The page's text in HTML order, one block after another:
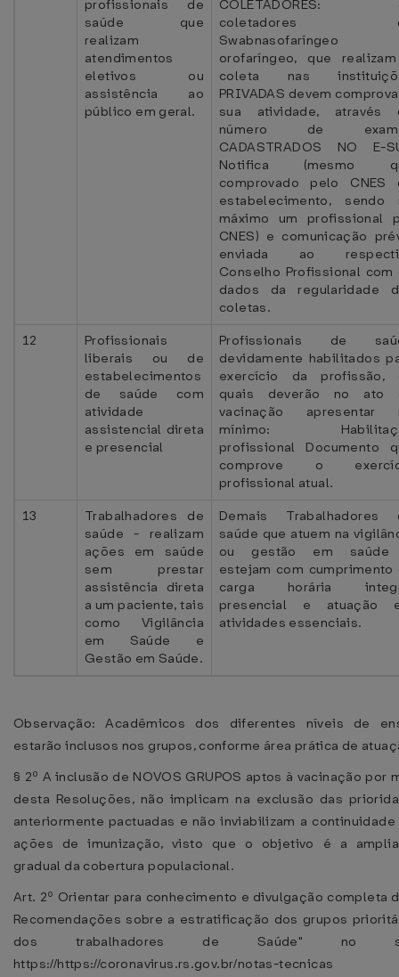
profissionais de
saúde que
realizam
atendimentos
eletivos ou
assistência ao
público em geral.
COLETADORES:
coletadores
orofaríngeo, que
coleta nas
PRIVADAS devem
sua atividade, através
número de
CADASTRADOS NO E-
Notifica (mesmo
comprovado pelo CNES
estabelecimento, sendo
máximo um profissional
CNES) e comunicação
enviada ao
Conselho Profissional com
dados da regularidade
coletas.
12
Profissionais
liberais ou de
estabelecimentos
de saúde com
atividade
assistencial direta
e presencial
Profissionais de
devidamente habilitados
exercício da profissão,
quais deverão no ato
vacinação apresentar
mínimo:
profissional Documento
comprove o
profissional atual.
13
Trabalhadores de
saúde - realizam
ações em saúde
sem prestar
assistência direta
a um paciente, tais
como Vigilância
em Saúde e
Gestão em Saúde.
Demais Trabalhadores
saúde que atuem na
ou gestão em
estejam com cumprimento
carga horária
presencial e atuação
atividades essenciais.
Observação: Acadêmicos dos diferentes níveis de
estarão inclusos nos grupos, conforme área prática de
§ 2º A inclusão de NOVOS GRUPOS aptos à vacinação por
desta Resoluções, não implicam na exclusão das
anteriormente pactuadas e não inviabilizam a continuidade
ações de imunização, visto que o objetivo é a
gradual da cobertura populacional.
Art. 2º Orientar para conhecimento e divulgação completa
Recomendações sobre a estratificação dos grupos
dos trabalhadores de Saúde" no
https://https://coronavirus.rs.gov.br/notas-